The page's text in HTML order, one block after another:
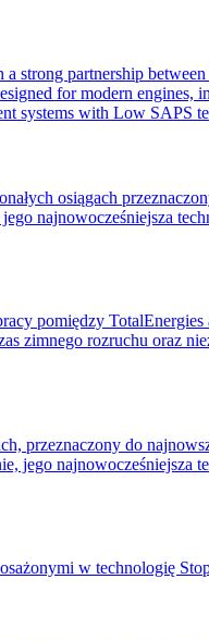
partnership
for modern
systems with Low SAPS
osiągach
najnowocześniejsza
pomiędzy
zimnego rozruchu oraz
do
jego
w technologię